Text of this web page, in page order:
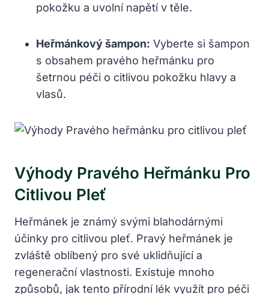
pokožku a uvolní napětí v těle.
Heřmánkový šampon: Vyberte si šampon
s obsahem pravého heřmánku pro
šetrnou péči o citlivou pokožku hlavy a
vlasů.
Výhody Pravého Heřmánku Pro
Citlivou Pleť
Heřmánek je známý svými blahodárnými
účinky pro citlivou pleť. Pravý heřmánek je
zvláště oblíbený pro své uklidňující a
regenerační vlastnosti. Existuje mnoho
způsobů, jak tento přírodní lék využít pro péči